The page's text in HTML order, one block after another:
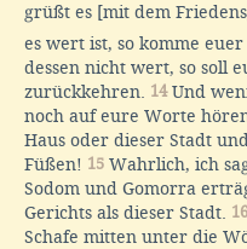
grüßt es [mit dem
es wert ist, so komme
dessen nicht wert, so soll
zurückkehren. 14Und
noch auf eure Worte
Haus oder dieser Stadt
Füßen! 15 Wahrlich, ich
Sodom und Gomorra
Gerichts als dieser Stadt. 16
Schafe mitten unter die